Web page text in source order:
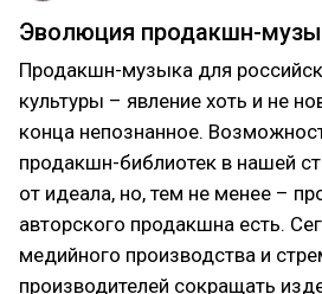
Эволюция продакшн-
Продакшн-музыка для
культуры – явление хоть и не
конца непознанное.
продакшн-библиотек в нашей
от идеала, но, тем не менее –
авторского продакшна есть.
медийного производства и
производителей сокращать